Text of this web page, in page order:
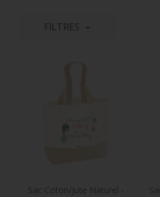
Sac Coton/jute Naturel -